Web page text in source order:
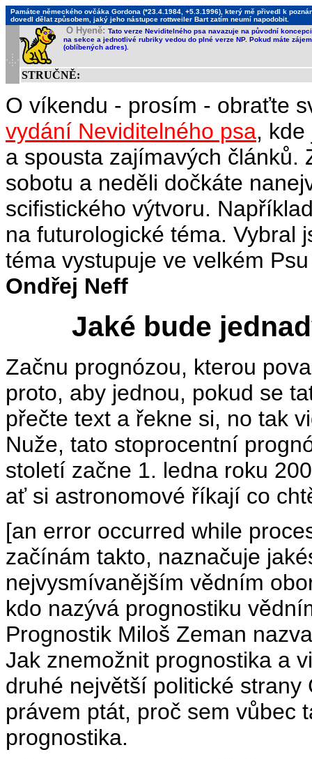
Památce německého ovčáka Gordona (*23.4.1984, +5.3.1996), který mě přivedl k
dovedl dělat způsobem, jaký jeho nástupce rottweiler Bart zatím neumí napodobit.
O Hyeně: Tato verze Neviditelného psa navazuje na původní
na sekce a jednotlivé rubriky vedou do plné verze NP. Pokud máte
(oblíbených adres).
STRUČNĚ:
O víkendu - prosím - obraťte
vydání Neviditelného psa,
a spousta zajímavých článků.
sobotu a neděli dočkáte
scifistického výtvoru.
na futurologické téma. Vybral
téma vystupuje ve velkém
Ondřej Neff
Jaké bude
Začnu prognózou, kterou
proto, aby jednou, pokud se
přečte text a řekne si, no tak
Nuže, tato stoprocentní
století začne 1. ledna roku
ať si astronomové říkají co
[an error occurred while
začínám takto, naznačuje
nejvysmívanějším vědním
kdo nazývá prognostiku
Prognostik Miloš Zeman
Jak znemožnit prognostika a
druhé největší politické
právem ptát, proč sem vůbec
prognostika.